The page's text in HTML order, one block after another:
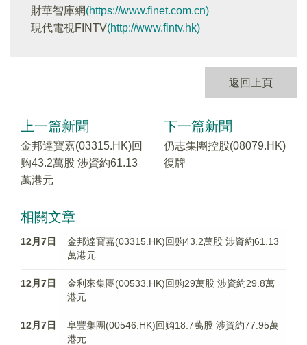
財華智庫網(https://www.finet.com.cn)
現代電視FINTV(http://www.fintv.hk)
返回上頁
上一篇新聞
金邦達寶嘉(03315.HK)回
购43.2萬股 涉資約61.13
萬港元
下一篇新聞
仍志集團控股(08079.HK)
復牌
相關文章
12月7日
金邦達寶嘉(03315.HK)回购43.2萬股 涉資約61.13
萬港元
12月7日
金利來集團(00533.HK)回购29萬股 涉資約29.8萬
港元
12月7日
阜豐集團(00546.HK)回购18.7萬股 涉資約77.95萬
港元